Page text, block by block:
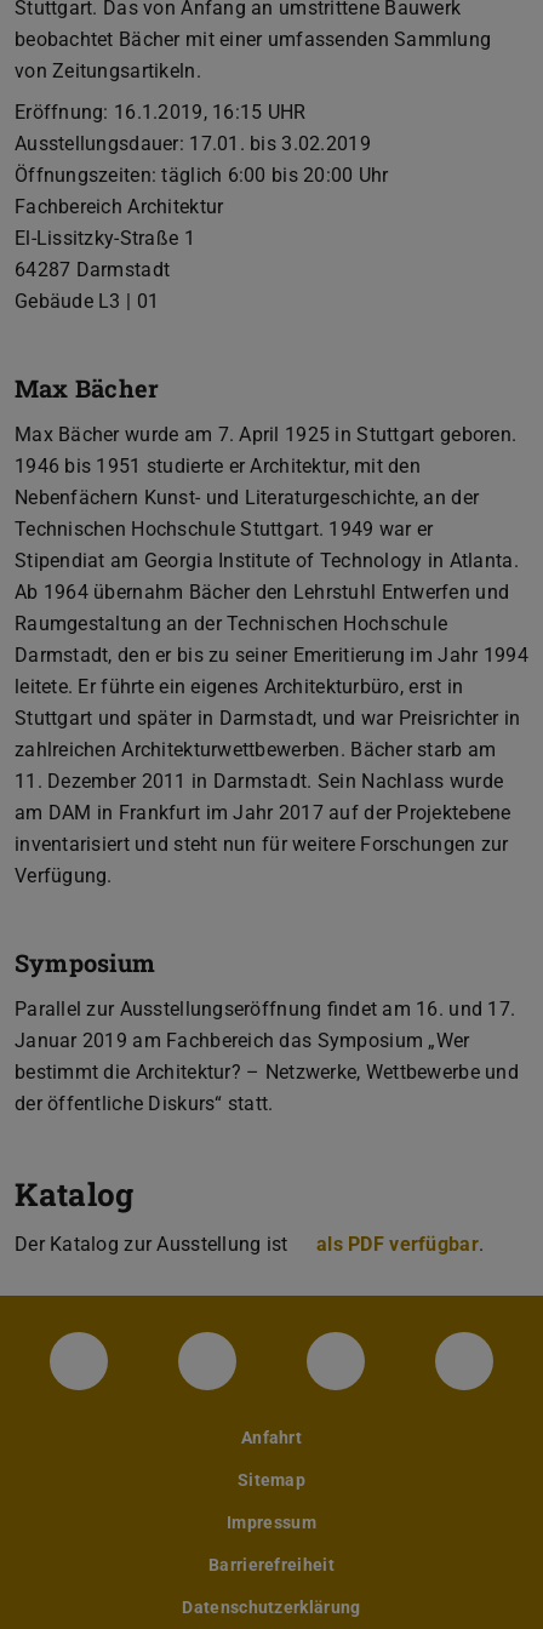
Stuttgart. Das von Anfang an umstrittene Bauwerk
beobachtet Bächer mit einer umfassenden Sammlung
von Zeitungsartikeln.
Eröffnung: 16.1.2019, 16:15 UHR
Ausstellungsdauer: 17.01. bis 3.02.2019
Öffnungszeiten: täglich 6:00 bis 20:00 Uhr
Fachbereich Architektur
El-Lissitzky-Straße 1
64287 Darmstadt
Gebäude L3 | 01
Max Bächer
Max Bächer wurde am 7. April 1925 in Stuttgart geboren.
1946 bis 1951 studierte er Architektur, mit den
Nebenfächern Kunst- und Literaturgeschichte, an der
Technischen Hochschule Stuttgart. 1949 war er
Stipendiat am Georgia Institute of Technology in Atlanta.
Ab 1964 übernahm Bächer den Lehrstuhl Entwerfen und
Raumgestaltung an der Technischen Hochschule
Darmstadt, den er bis zu seiner Emeritierung im Jahr 1994
leitete. Er führte ein eigenes Architekturbüro, erst in
Stuttgart und später in Darmstadt, und war Preisrichter in
zahlreichen Architekturwettbewerben. Bächer starb am
11. Dezember 2011 in Darmstadt. Sein Nachlass wurde
am DAM in Frankfurt im Jahr 2017 auf der Projektebene
inventarisiert und steht nun für weitere Forschungen zur
Verfügung.
Symposium
Parallel zur Ausstellungseröffnung findet am 16. und 17.
Januar 2019 am Fachbereich das Symposium „Wer
bestimmt die Architektur? – Netzwerke, Wettbewerbe und
der öffentliche Diskurs“ statt.
Katalog
Der Katalog zur Ausstellung ist als PDF verfügbar(PDF-
(wird
.
Instagram-Seite des Fachbereichs
LinkedIn-Profil desFacebook-Seite
Anfahrt
Sitemap
Impressum
Barrierefreiheit
Datenschutzerklärung